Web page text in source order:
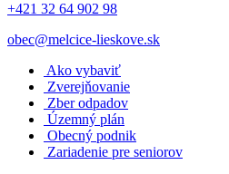
+421 32 64 902 98
obec@melcice-lieskove.sk
Ako vybaviť
Zverejňovanie
Zber odpadov
Územný plán
Obecný podnik
Zariadenie pre seniorov